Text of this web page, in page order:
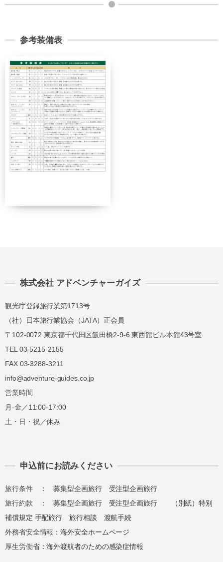
総合旅行業務取扱管理者とは、お客様の旅行を
取扱う営業所での取引に関する責任者です。こ
の旅行契約に際し担当者からの説明に不明な点
があれば、ご遠慮なく下記に示す旅行業務取扱
管理者にお尋ねください。 総合旅行業務取扱
管理者 近藤謙司
参考装備表
株式会社 アドベンチャーガイズ
観光庁登録旅行業第1713号
（社）日本旅行業協会（JATA）正会員
〒102-0072 東京都千代田区飯田橋2-9-6 東西館ビル本館43号室
TEL 03-5215-2155
FAX 03-3288-3211
info@adventure-guides.co.jp
営業時間
月-金／11:00-17:00
土・日・祝／休み
申込前にお読みください
旅行条件 ：募集型企画旅行
受注型企画旅行
旅行約款 ：募集型企画旅行 受注型企画旅行
（別紙）特別
補償規定 手配旅行 旅行相談
渡航手続
外務省安全情報：海外安全ホームページ
厚生労働省：海外渡航者のための感染症情報